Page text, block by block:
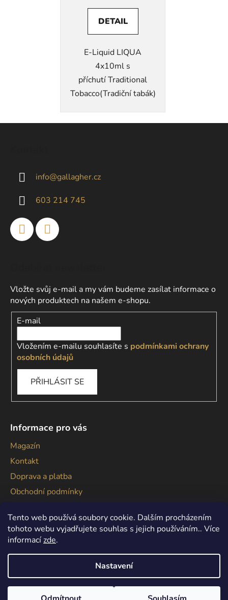
Tento web používá soubory cookie. Dalším procházením
tohoto webu vyjadřujete souhlas s jejich používáním.. Více
informacízde.
Nastavení
DETAIL
E-Liquid LIQUA
4x10ml s
příchutí Traditional
Tobacco(Tradiční tabák)
info@gallagher.cz
603 214 745
Vložte svůj e-mail a my vám budeme zasílat informace o
nových produktech na našem e-shopu.
E-mail
Vložením e-mailu souhlasíte s podmínkami ochrany
osobních údajů
PŘIHLÁSIT SE
Informace pro vás
Magazín
Kontakt
Doprava a platba
Obchodní podmínky
Vytvořil Shoptet
Copyright 2026Gallagher. Všechna práva vyhrazena.